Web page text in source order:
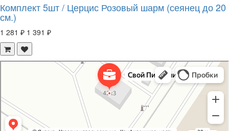
Комплект 5шт / Церцис Розовый шарм (сеянец до 20
см.)
1 281 ₽ 1 391 ₽
Питомник растений в Москве